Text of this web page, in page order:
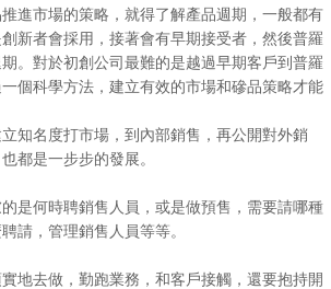
進市場的策略，就得了解產品週期，一般都有
新者會採用，接著會有早期接受者，然後普羅
。對於初創公司最難的是越過早期客戶到普羅
個科學方法，建立有效的市場和磣品策略才能
知名度打市場，到內部銷售，再公開對外銷
都是一步步的發展。
是何時聘銷售人員，或是做預售，需要請哪種
請，管理銷售人員等等。
地去做，勤跑業務，和客戶接觸，還要抱持開